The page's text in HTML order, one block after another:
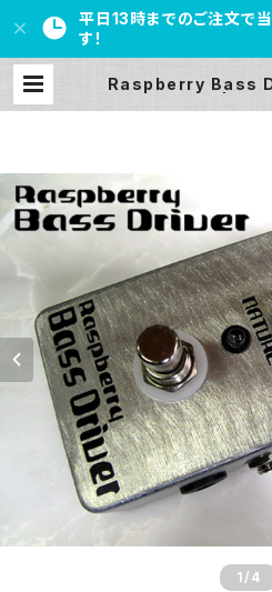
平日13時までのご注文で
す！
Raspberry Bass
1 /4